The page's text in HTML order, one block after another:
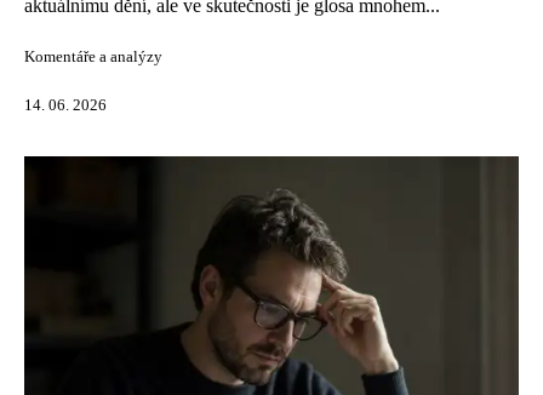
aktuálnímu dění, ale ve skutečnosti je glosa mnohem...
Komentáře a analýzy
14. 06. 2026